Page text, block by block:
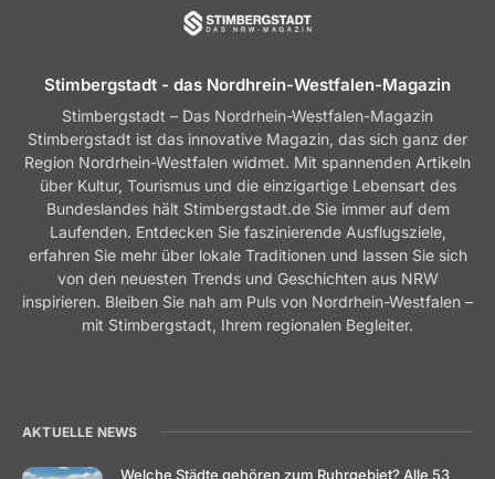
Stimbergstadt - das Nordhrein-Westfalen-Magazin
Stimbergstadt – Das Nordrhein-Westfalen-Magazin
Stimbergstadt ist das innovative Magazin, das sich ganz der
Region Nordrhein-Westfalen widmet. Mit spannenden Artikeln
über Kultur, Tourismus und die einzigartige Lebensart des
Bundeslandes hält Stimbergstadt.de Sie immer auf dem
Laufenden. Entdecken Sie faszinierende Ausflugsziele,
erfahren Sie mehr über lokale Traditionen und lassen Sie sich
von den neuesten Trends und Geschichten aus NRW
inspirieren. Bleiben Sie nah am Puls von Nordrhein-Westfalen –
mit Stimbergstadt, Ihrem regionalen Begleiter.
AKTUELLE NEWS
Welche Städte gehören zum Ruhrgebiet? Alle 53